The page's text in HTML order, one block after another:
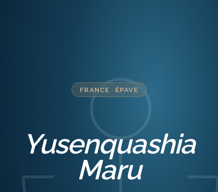
FRANCE · ÉPAVE
Yusenquashia
Maru